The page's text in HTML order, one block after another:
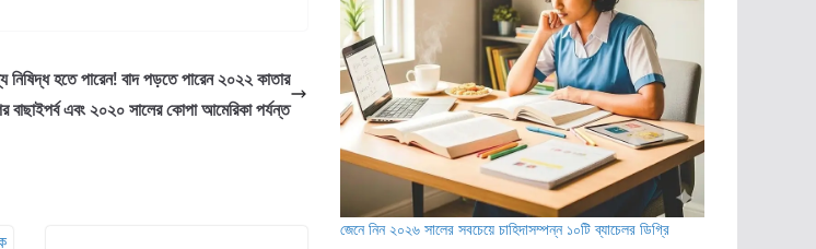
নিষিদ্ধ হতে পারেন! বাদ পড়তে পারেন ২০২২ কাতার
বাছাইপর্ব এবং ২০২০ সালের কোপা আমেরিকা পর্যন্ত
জেনে নিন ২০২৬ সালের সবচেয়ে চাহিদাসম্পন্ন ১০টি ব্যাচেলর ডিগ্রি